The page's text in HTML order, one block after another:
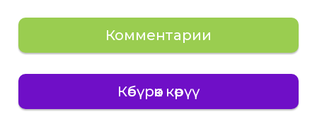
Комментарии
Көбүрөөк көрүү